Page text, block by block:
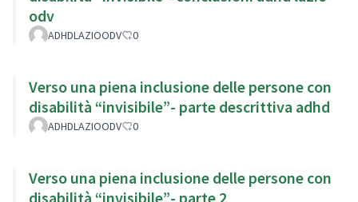
odv
ADHDLAZIOODV 0
Verso una piena inclusione delle persone con
disabilità “invisibile”- parte descrittiva adhd
ADHDLAZIOODV 0
Verso una piena inclusione delle persone con
disabilità “invisibile”- parte 2